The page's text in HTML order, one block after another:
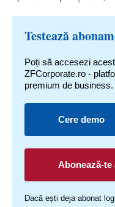
Testează
Poți să accesezi
ZFCorporate.ro -
premium de business.
Cere demo
Abonează-te
Dacă ești deja abonat